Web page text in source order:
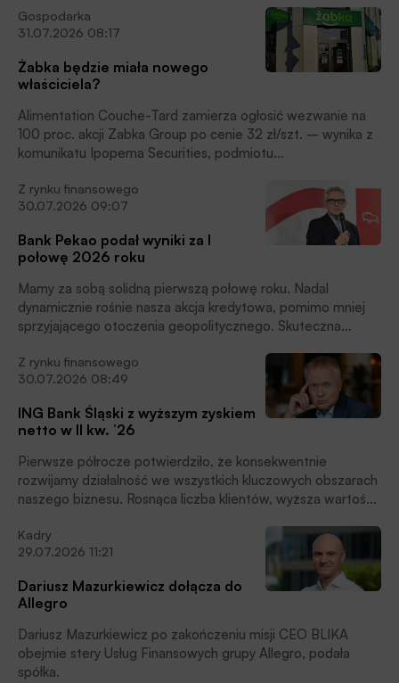
Obecnie zgoda KNF jest wymagana w przypadku powołania
prezesa banku.
Gospodarka
31.07.2026 08:17
Żabka będzie miała nowego
właściciela?
Alimentation Couche-Tard zamierza ogłosić wezwanie na
100 proc. akcji Zabka Group po cenie 32 zł/szt. – wynika z
komunikatu Ipopema Securities, podmiotu
porozumienie z Circle K Polska, spółką zależną Alimentation
Couche-Tard, a akcjonariusze Żabki zobowiązali się
Z rynku finansowego
30.07.2026 09:07
Bank Pekao podał wyniki za I
połowę 2026 roku
Mamy za sobą solidną pierwszą połowę roku. Nadal
dynamicznie rośnie nasza akcja kredytowa, pomimo mniej
sprzyjającego otoczenia geopolitycznego. Skuteczna
i aktywność naszych klientów, pozwala nam niwelować
wpływ niższych rynkowych stóp procentowych. W kolejnych
kwartałach naszym celem pozostaje dalsze doskonalenie
oferty
i umacnianie naszej rynkowej pozycji – mówi Cezary
Stypułkowski, prezes Banku Pekao.
Z rynku finansowego
30.07.2026 08:49
ING Bank Śląski z wyższym zyskiem
netto w II kw. ’26
Pierwsze półrocze potwierdziło, że konsekwentnie
rozwijamy działalność we wszystkich kluczowych obszarach
naszego biznesu. Rosnąca liczba klientów, wyższa wartość
potwierdzają, że nasza strategia „ING. W rytmie życia”
przynosi wymierne efekty – mówi Michał Bolesławski,
prezes ING Banku Śląskiego podsumowując wyniki banku w
I półroczu 2026 roku.
Kadry
29.07.2026 11:21
Dariusz Mazurkiewicz dołącza do
Allegro
Dariusz Mazurkiewicz po zakończeniu misji CEO BLIKA
obejmie stery Usług Finansowych grupy Allegro, podała
spółka.